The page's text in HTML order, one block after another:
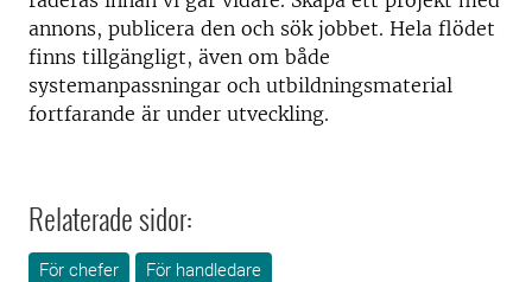
annons, publicera den och sök jobbet. Hela flödet
finns tillgängligt, även om både
systemanpassningar och utbildningsmaterial
fortfarande är under utveckling.
Relaterade sidor:
För chefer
För handledare